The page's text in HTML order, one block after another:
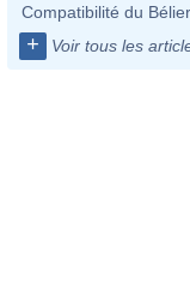
Compatibilité du Bélier
+ Voir tous les